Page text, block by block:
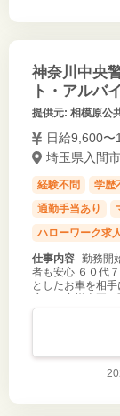
神奈川中央
ト・アルバ
提供元: 相模原公
日給9,600〜
埼玉県入間市
経験不問 学歴
通勤手当あり
ハローワーク求
仕事内容 勤務開
者も安心 ６０代
としたお車を相
きます。 車両